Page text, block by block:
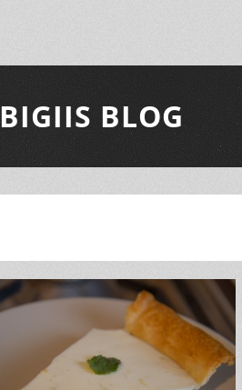
BIGIIS BLOG